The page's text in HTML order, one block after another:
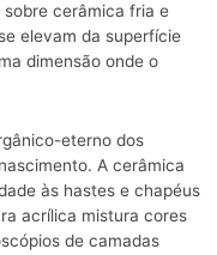
cerâmica fria e
elevam da superfície
dimensão onde o
eterno dos
A cerâmica
às hastes e chapéus
acrílica mistura cores
de camadas